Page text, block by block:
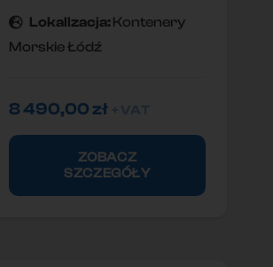
Lokallzacja: Kontenery
Morskie Łódź
8 490,00zł
ZOBACZ
SZCZEGÓŁY